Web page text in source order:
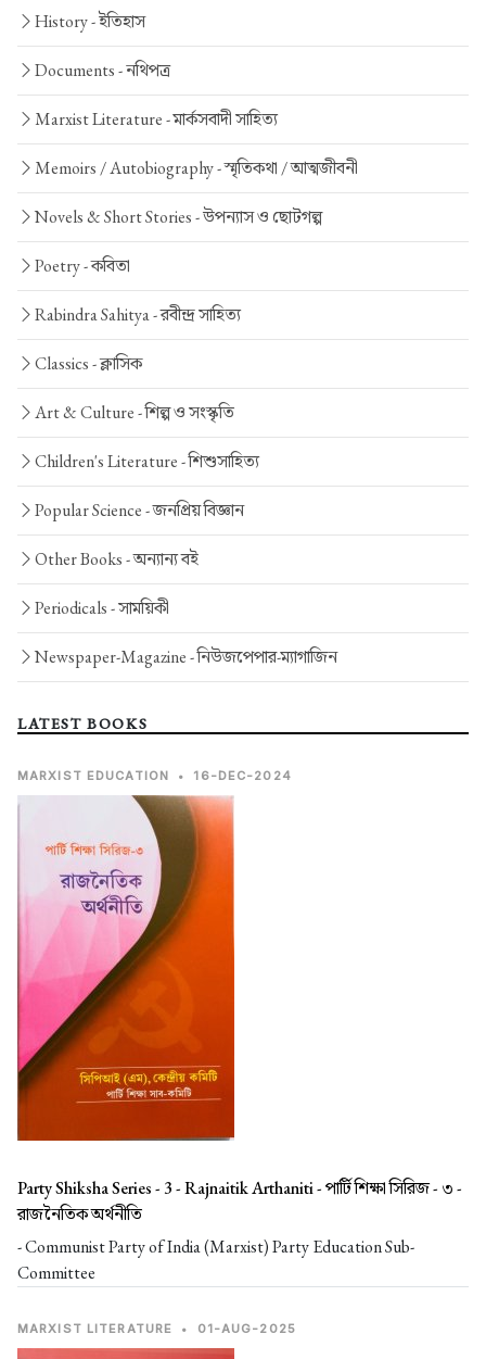
History -ইতিহাস
Documents -নথিপত্র
Marxist Literature -মার্কসবাদী সাহিত্য
Memoirs / Autobiography -স্মৃতিকথা / আত্মজীবনী
Novels & Short Stories -উপন্যাস ও ছোটগল্প
Poetry -কবিতা
Rabindra Sahitya -রবীন্দ্র সাহিত্য
Classics -ক্লাসিক
Art & Culture -শিল্প ও সংস্কৃতি
Children's Literature -শিশুসাহিত্য
Popular Science -জনপ্রিয় বিজ্ঞান
Other Books -অন্যান্য বই
Periodicals -সাময়িকী
Newspaper-Magazine -নিউজপেপার-ম্যাগাজিন
LATEST BOOKS
MARXIST EDUCATION • 16-DEC-2024
Party Shiksha Series - 3 - Rajnaitik Arthaniti -পার্টি শিক্ষা সিরিজ - ৩ -
রাজনৈতিক অর্থনীতি
- Communist Party of India (Marxist) Party Education Sub-
Committee
MARXIST LITERATURE • 01-AUG-2025